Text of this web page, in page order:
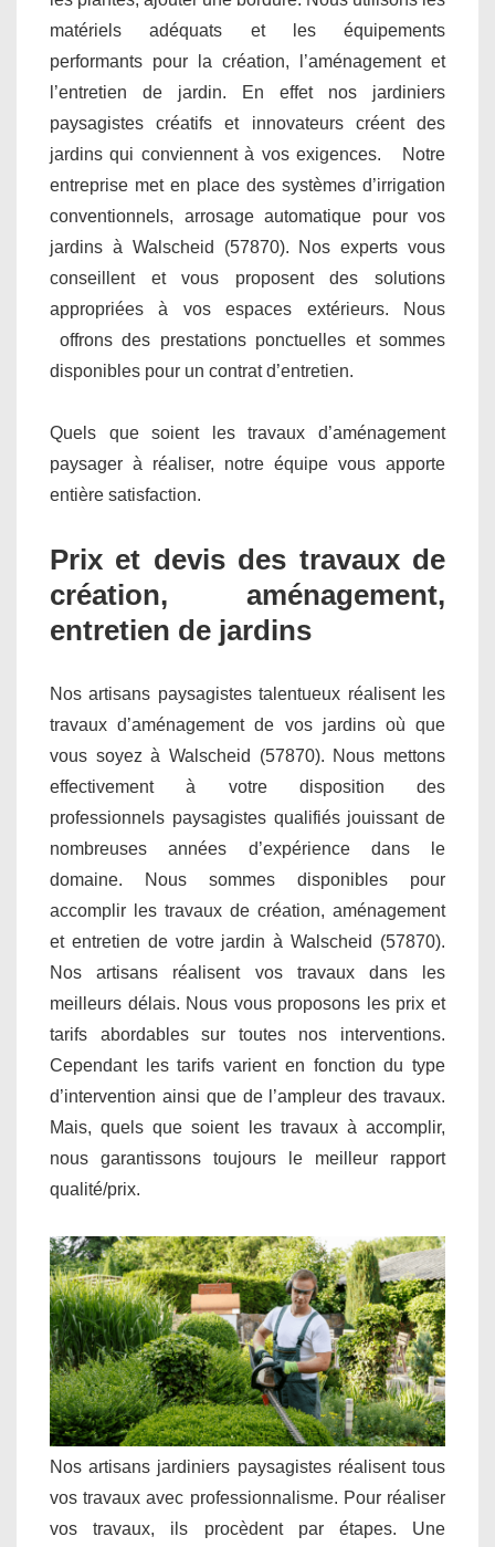
matériels adéquats et les équipements
performants pour la création, l’aménagement et
l’entretien de jardin. En effet nos jardiniers
paysagistes créatifs et innovateurs créent des
jardins qui conviennent à vos exigences. Notre
entreprise met en place des systèmes d’irrigation
conventionnels, arrosage automatique pour vos
jardins à Walscheid (57870). Nos experts vous
conseillent et vous proposent des solutions
appropriées à vos espaces extérieurs. Nous
offrons des prestations ponctuelles et sommes
disponibles pour un contrat d’entretien.
Quels que soient les travaux d’aménagement
paysager à réaliser, notre équipe vous apporte
entière satisfaction.
Prix et devis des travaux de
création, aménagement,
entretien de jardins
Nos artisans paysagistes talentueux réalisent les
travaux d’aménagement de vos jardins où que
vous soyez à Walscheid (57870). Nous mettons
effectivement à votre disposition des
professionnels paysagistes qualifiés jouissant de
nombreuses années d’expérience dans le
domaine. Nous sommes disponibles pour
accomplir les travaux de création, aménagement
et entretien de votre jardin à Walscheid (57870).
Nos artisans réalisent vos travaux dans les
meilleurs délais. Nous vous proposons les prix et
tarifs abordables sur toutes nos interventions.
Cependant les tarifs varient en fonction du type
d’intervention ainsi que de l’ampleur des travaux.
Mais, quels que soient les travaux à accomplir,
nous garantissons toujours le meilleur rapport
qualité/prix.
Nos artisans jardiniers paysagistes réalisent tous
vos travaux avec professionnalisme. Pour réaliser
vos travaux, ils procèdent par étapes. Une